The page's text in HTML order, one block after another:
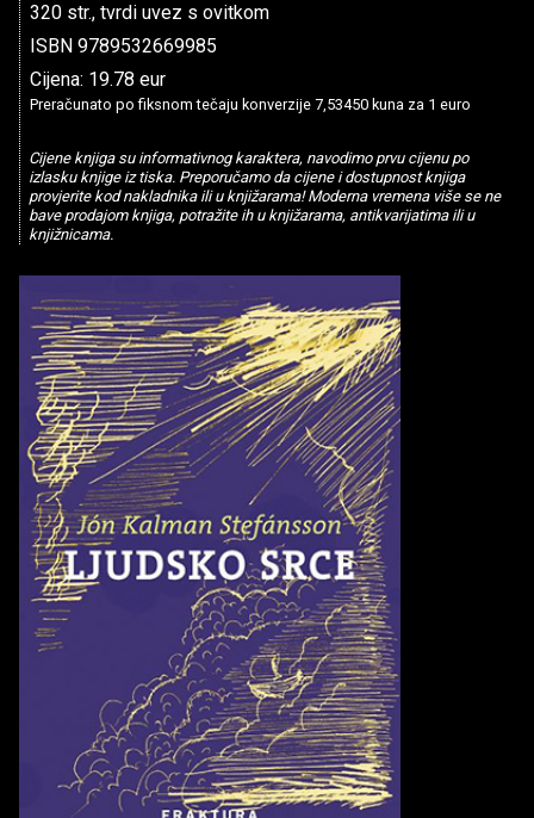
320 str., tvrdi uvez s ovitkom
ISBN 9789532669985
Cijena: 19.78 eur
Preračunato po fiksnom tečaju konverzije 7,53450 kuna za 1 euro
Cijene knjiga su informativnog karaktera, navodimo prvu cijenu po
izlasku knjige iz tiska. Preporučamo da cijene i dostupnost knjiga
provjerite kod nakladnika ili u knjižarama! Moderna vremena više se ne
bave prodajom knjiga, potražite ih u knjižarama, antikvarijatima ili u
knjižnicama.